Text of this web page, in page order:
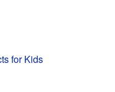
for Kids